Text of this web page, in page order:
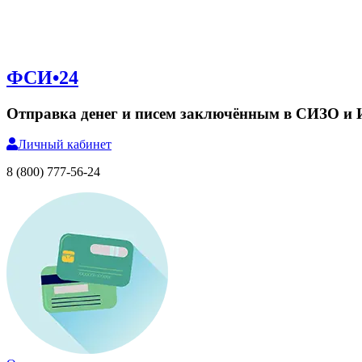
ФСИ•24
Отправка денег и писем заключённым в СИЗО и
Личный кабинет
8 (800) 777-56-24